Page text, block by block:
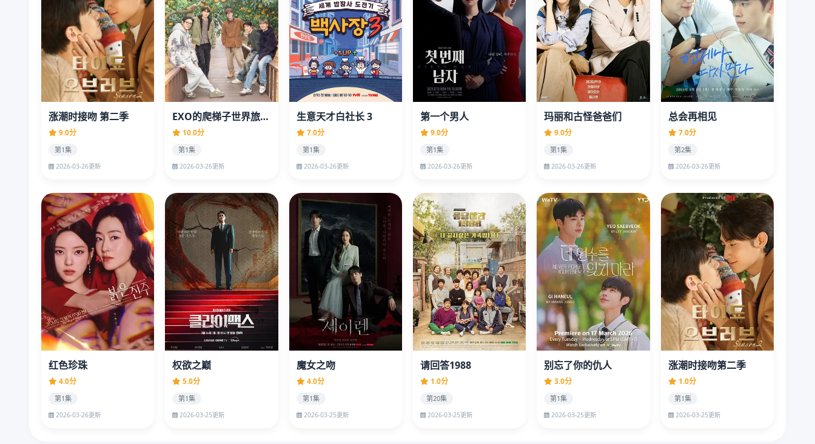
涨潮时接吻 第二季
9.0分
第1集
2026-03-26更新
EXO的爬梯子世界旅行5 - 济州岛篇
10.0分
第1集
2026-03-26更新
生意天才白社长 3
7.0分
第1集
2026-03-26更新
第一个男人
9.0分
第1集
2026-03-26更新
玛丽和古怪爸爸们
9.0分
第1集
2026-03-26更新
总会再相见
7.0分
第2集
2026-03-26更新
红色珍珠
4.0分
第1集
2026-03-26更新
权欲之巅
5.0分
第1集
2026-03-25更新
魔女之吻
4.0分
第1集
2026-03-25更新
请回答1988
1.0分
第20集
2026-03-25更新
别忘了你的仇人
3.0分
第1集
2026-03-25更新
涨潮时接吻第二季
1.0分
第1集
2026-03-25更新